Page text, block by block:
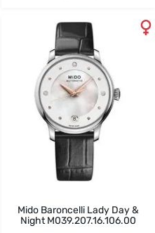
Mido Baroncelli Lady Day &
Night M039.207.16.106.00